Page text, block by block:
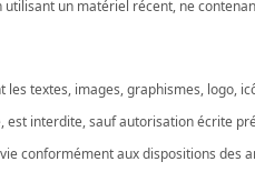
un matériel récent, ne
textes, images, graphismes, logo,
interdite, sauf autorisation écrite
conformément aux dispositions des